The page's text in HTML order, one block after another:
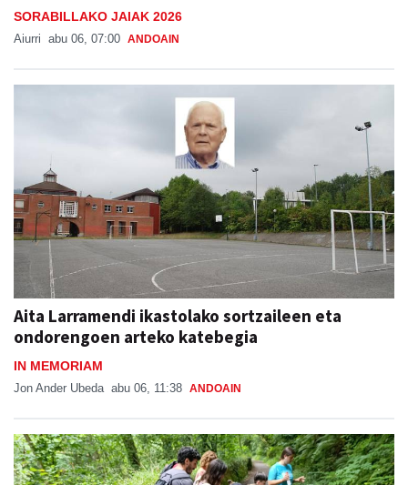
SORABILLAKO JAIAK 2026
Aiurri abu 06, 07:00 ANDOAIN
Aita Larramendi ikastolako sortzaileen eta
ondorengoen arteko katebegia
IN MEMORIAM
Jon Ander Ubeda abu 06, 11:38 ANDOAIN